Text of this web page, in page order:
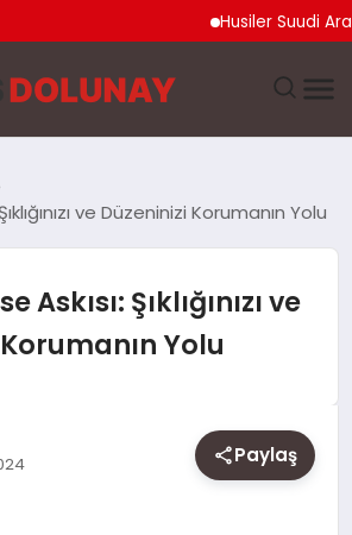
Husiler Suudi
ve Düzeninizi Korumanın Yolu
Askısı: Şıklığınızı ve
Yolu
Paylaş